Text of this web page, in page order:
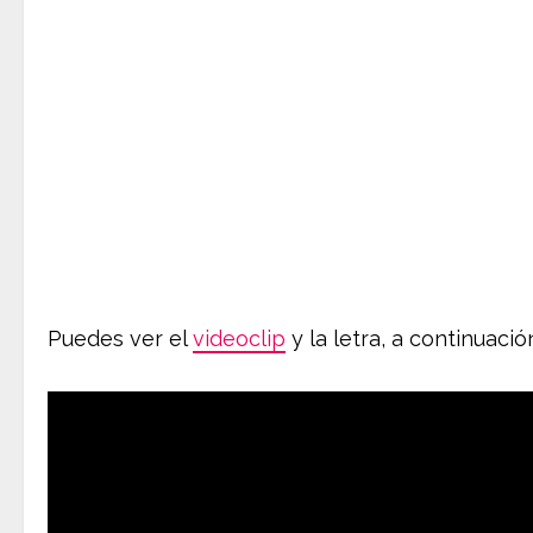
Puedes ver elvideoclip y la letra, a